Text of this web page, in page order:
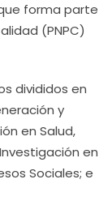
forma parte
(PNPC)
divididos en
y
en Salud,
en
Sociales; e